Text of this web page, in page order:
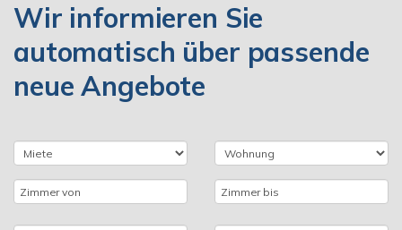
Wir informieren Sie
automatisch über passende
neue Angebote